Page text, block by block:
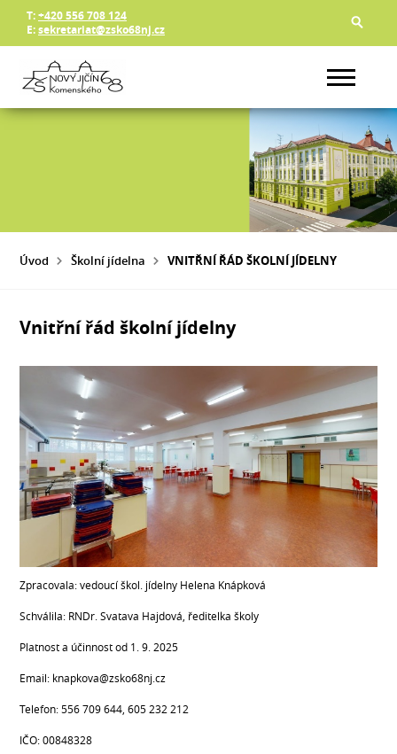
T:+420 556 708 124
E:sekretariat@zsko68nj.cz
Úvod Školní jídelna VNITŘNÍ ŘÁD ŠKOLNÍ JÍDELNY
Vnitřní řád školní jídelny
Zpracovala: vedoucí škol. jídelny Helena Knápková
Schválila: RNDr. Svatava Hajdová, ředitelka školy
Platnost a účinnost od 1. 9. 2025
Email: knapkova@zsko68nj.cz
Telefon: 556 709 644, 605 232 212
IČO: 00848328